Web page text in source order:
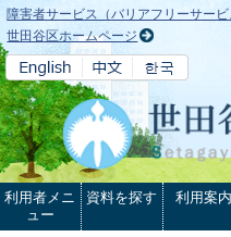
本文へ
障害者サービス（バリアフリーサービ
世田谷区ホームページ
利用者メニ
ュー
資料を探す 利用案内